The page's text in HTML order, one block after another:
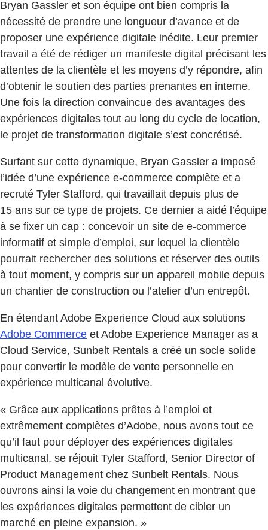
Bryan Gassler et son équipe ont bien compris la
nécessité de prendre une longueur d’avance et de
proposer une expérience digitale inédite. Leur premier
travail a été de rédiger un manifeste digital précisant les
attentes de la clientèle et les moyens d’y répondre, afin
d’obtenir le soutien des parties prenantes en interne.
Une fois la direction convaincue des avantages des
expériences digitales tout au long du cycle de location,
le projet de transformation digitale s’est concrétisé.
Surfant sur cette dynamique, Bryan Gassler a imposé
l’idée d’une expérience e-commerce complète et a
recruté Tyler Stafford, qui travaillait depuis plus de
15 ans sur ce type de projets. Ce dernier a aidé l’équipe
à se fixer un cap : concevoir un site de e-commerce
informatif et simple d’emploi, sur lequel la clientèle
pourrait rechercher des solutions et réserver des outils
à tout moment, y compris sur un appareil mobile depuis
un chantier de construction ou l’atelier d’un entrepôt.
En étendant Adobe Experience Cloud aux solutions
Adobe Commerce et Adobe Experience Manager as a
Cloud Service, Sunbelt Rentals a créé un socle solide
pour convertir le modèle de vente personnelle en
expérience multicanal évolutive.
« Grâce aux applications prêtes à l’emploi et
extrêmement complètes d’Adobe, nous avons tout ce
qu’il faut pour déployer des expériences digitales
multicanal, se réjouit Tyler Stafford, Senior Director of
Product Management chez Sunbelt Rentals. Nous
ouvrons ainsi la voie du changement en montrant que
les expériences digitales permettent de cibler un
marché en pleine expansion. »